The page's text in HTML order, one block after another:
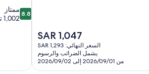
السعر
الحالي
هو
SAR
1,047
SAR 1,047
السعر النهائي: SAR 1,293
يشمل الضرائب والرسوم
من 2026/09/01 إلى 2026/09/02
8.8
من
8.8 ممتاز
1,002 تقييم